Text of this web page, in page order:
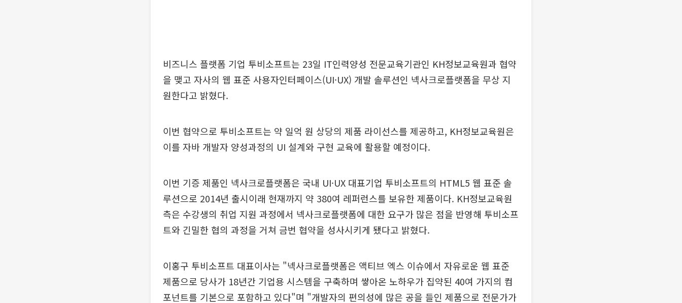
비즈니스 플랫폼 기업 투비소프트는 23일 IT인력양성 전문교육기관인 KH정보교육원과 협약
을 맺고 자사의 웹 표준 사용자인터페이스(UI·UX) 개발 솔루션인 넥사크로플랫폼을 무상 지
원한다고 밝혔다.
이번 협약으로 투비소프트는 약 일억 원 상당의 제품 라이선스를 제공하고, KH정보교육원은
이를 자바 개발자 양성과정의 UI 설계와 구현 교육에 활용할 예정이다.
이번 기증 제품인 넥사크로플랫폼은 국내 UI·UX 대표기업 투비소프트의 HTML5 웹 표준 솔
루션으로 2014년 출시이래 현재까지 약 380여 레퍼런스를 보유한 제품이다. KH정보교육원
측은 수강생의 취업 지원 과정에서 넥사크로플랫폼에 대한 요구가 많은 점을 반영해 투비소프
트와 긴밀한 협의 과정을 거쳐 금번 협약을 성사시키게 됐다고 밝혔다.
이홍구 투비소프트 대표이사는 "넥사크로플랫폼은 액티브 엑스 이슈에서 자유로운 웹 표준
제품으로 당사가 18년간 기업용 시스템을 구축하며 쌓아온 노하우가 집약된 40여 가지의 컴
포넌트를 기본으로 포함하고 있다"며 "개발자의 편의성에 많은 공을 들인 제품으로 전문가가